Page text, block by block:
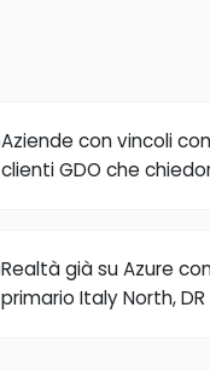
Aziende con vincoli
clienti GDO che
Realtà già su Azure
primario Italy North,